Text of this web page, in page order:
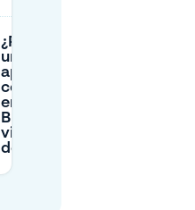
¿Puedo obtener
un
aparcamiento
con descuento
en el centro de
Breda como
visitante/titular
de permiso?